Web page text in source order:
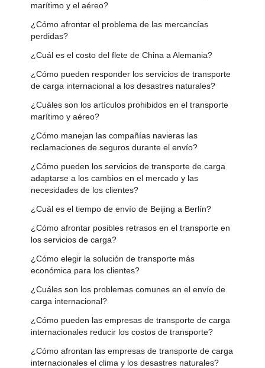
marítimo y el aéreo?
¿Cómo afrontar el problema de las mercancías
perdidas?
¿Cuál es el costo del flete de China a Alemania?
¿Cómo pueden responder los servicios de transporte
de carga internacional a los desastres naturales?
¿Cuáles son los artículos prohibidos en el transporte
marítimo y aéreo?
¿Cómo manejan las compañías navieras las
reclamaciones de seguros durante el envío?
¿Cómo pueden los servicios de transporte de carga
adaptarse a los cambios en el mercado y las
necesidades de los clientes?
¿Cuál es el tiempo de envío de Beijing a Berlín?
¿Cómo afrontar posibles retrasos en el transporte en
los servicios de carga?
¿Cómo elegir la solución de transporte más
económica para los clientes?
¿Cuáles son los problemas comunes en el envío de
carga internacional?
¿Cómo pueden las empresas de transporte de carga
internacionales reducir los costos de transporte?
¿Cómo afrontan las empresas de transporte de carga
internacionales el clima y los desastres naturales?